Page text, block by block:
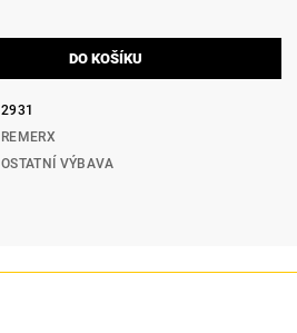
2931
REMERX
OSTATNÍ VÝBAVA